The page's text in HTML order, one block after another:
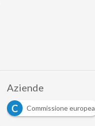
Aziende
C
Commissione europea